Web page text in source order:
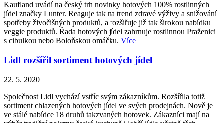
Kaufland uvádí na český trh novinky hotových 100% rostlinných
jídel značky Lunter. Reaguje tak na trend zdravé výživy a snižování
spotřeby živočišných produktů, a rozšiřuje již tak širokou nabídku
veggie produktů. Řada hotových jídel zahrnuje rostlinnou Praženici
s cibulkou nebo Boloňskou omáčku. Více
Lidl rozšířil sortiment hotových jídel
22. 5. 2020
Společnost Lidl vychází vstříc svým zákazníkům. Rozšířila totiž
sortiment chlazených hotových jídel ve svých prodejnách. Nově je
ve stálé nabídce 18 druhů takzvaných hotovek. Zákazníci mají na